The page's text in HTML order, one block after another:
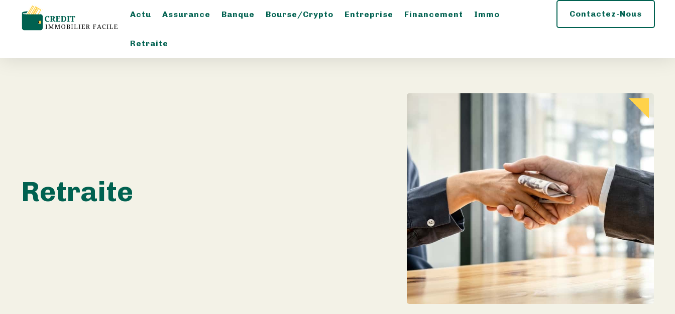
Actu Assurance Banque Bourse/crypto Entreprise Financement Immo
Retraite
Contactez-Nous
Retraite